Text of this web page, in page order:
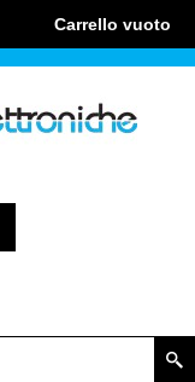
Carrello vuoto